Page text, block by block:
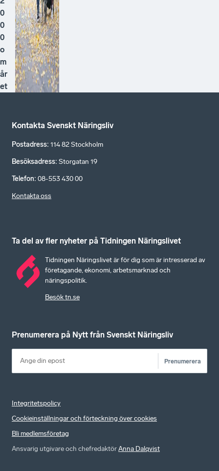
0
0
0
o
m
år
et
Kontakta Svenskt Näringsliv
Postadress: 114 82 Stockholm
Besöksadress: Storgatan 19
Telefon: 08-553 430 00
Kontakta oss
Ta del av fler nyheter på Tidningen Näringslivet
Tidningen Näringslivet är för dig som är intresserad av
företagande, ekonomi, arbetsmarknad och
näringspolitik.
Besök tn.se
Prenumerera på Nytt från Svenskt Näringsliv
Prenumerera
Integritetspolicy
Cookieinställningar och förteckning över cookies
Bli medlemsföretag
Ansvarig utgivare och chefredaktörAnna Dalqvist